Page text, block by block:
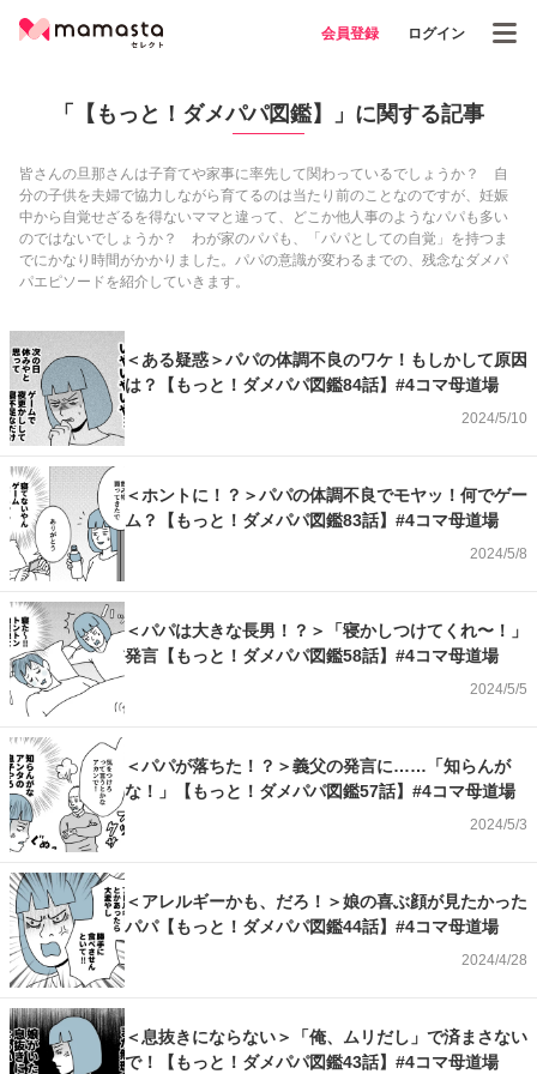
会員登録 ログイン
「【もっと！ダメパパ図鑑】」に関する記事
皆さんの旦那さんは子育てや家事に率先して関わっているでしょうか？ 自
分の子供を夫婦で協力しながら育てるのは当たり前のことなのですが、妊娠
中から自覚せざるを得ないママと違って、どこか他人事のようなパパも多い
のではないでしょうか？ わが家のパパも、「パパとしての自覚」を持つま
でにかなり時間がかかりました。パパの意識が変わるまでの、残念なダメパ
パエピソードを紹介していきます。
＜ある疑惑＞パパの体調不良のワケ！もしかして原因
は？【もっと！ダメパパ図鑑84話】#4コマ母道場
2024/5/10
＜ホントに！？＞パパの体調不良でモヤッ！何でゲー
ム？【もっと！ダメパパ図鑑83話】#4コマ母道場
2024/5/8
＜パパは大きな長男！？＞「寝かしつけてくれ〜！」
発言【もっと！ダメパパ図鑑58話】#4コマ母道場
2024/5/5
＜パパが落ちた！？＞義父の発言に……「知らんが
な！」【もっと！ダメパパ図鑑57話】#4コマ母道場
2024/5/3
＜アレルギーかも、だろ！＞娘の喜ぶ顔が見たかった
パパ【もっと！ダメパパ図鑑44話】#4コマ母道場
2024/4/28
＜息抜きにならない＞「俺、ムリだし」で済まさない
で！【もっと！ダメパパ図鑑43話】#4コマ母道場